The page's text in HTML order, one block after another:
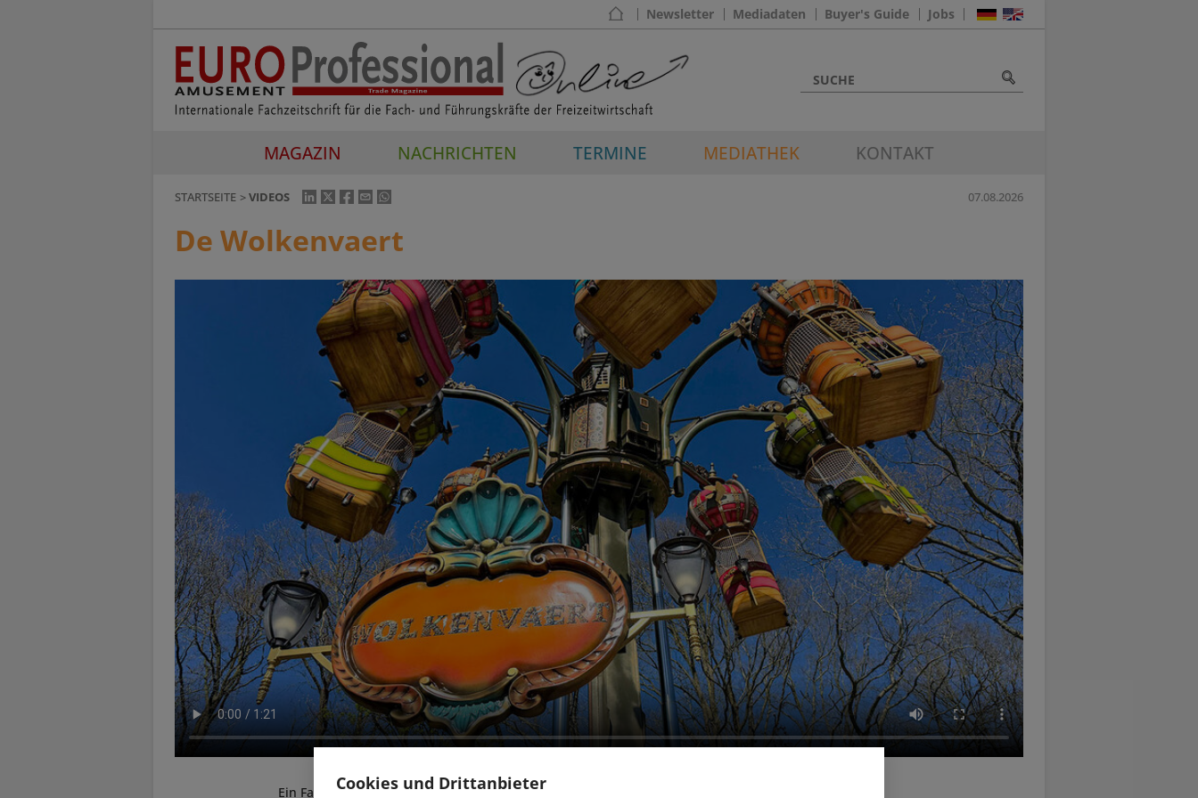
Cookies und Drittanbieter
Newsletter Mediadaten Buyer's Guide Jobs
MAGAZIN NACHRICHTEN TERMINE MEDIATHEK KONTAKT
STARTSEITE VIDEOS 07.08.2026
De Wolkenvaert
Ein Fahrgeschäft für die ganze Familie, das gemeinsames Erleben und Spaß mit Ausblicken über die